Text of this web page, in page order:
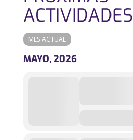
ACTIVIDADES
MES ACTUAL
MAYO, 2026